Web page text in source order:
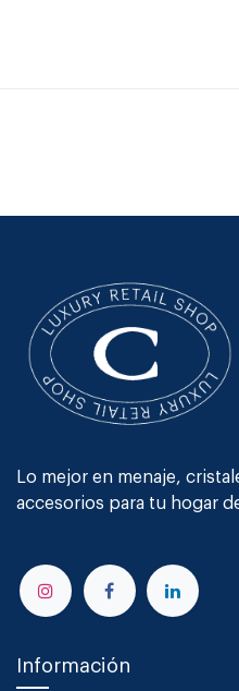
Lo mejor en menaje,
accesorios para tu hogar
Información